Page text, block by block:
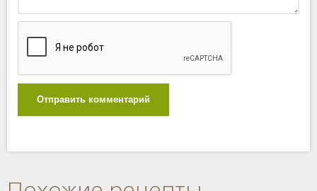
Отправить комментарий